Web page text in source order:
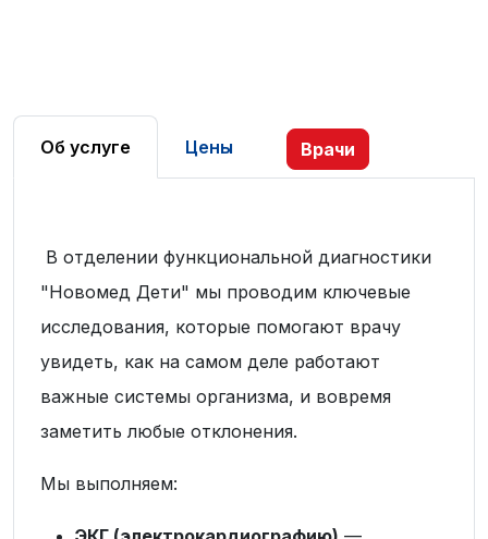
Об услуге Цены Врачи
В отделении функциональной диагностики
"Новомед Дети" мы проводим ключевые
исследования, которые помогают врачу
увидеть, как на самом деле работают
важные системы организма, и вовремя
заметить любые отклонения.
Мы выполняем: